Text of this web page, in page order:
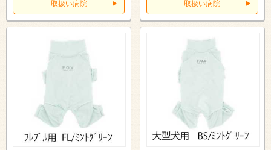
取扱い病院 取扱い病院